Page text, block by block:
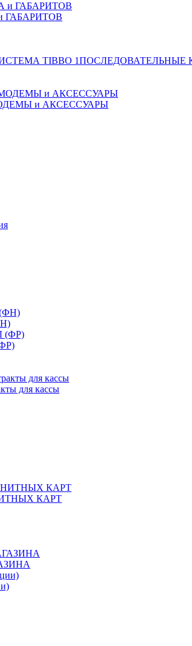
ГАБАРИТОВ
TIBBO 1ПОСЛЕДОВАТЕЛЬНЫЕ
и АКСЕССУАРЫ
для кассы
КАРТ